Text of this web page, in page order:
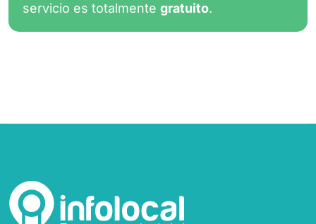
servicio es totalmente gratuito.